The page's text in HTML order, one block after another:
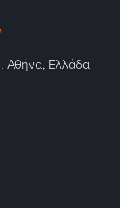
Αθήνα, Ελλάδα